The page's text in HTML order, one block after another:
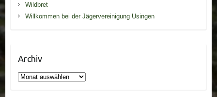
Wildbret
Willkommen bei der Jägervereinigung Usingen
Archiv
Archiv